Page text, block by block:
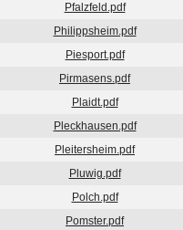
Pfalzfeld.pdf
Philippsheim.pdf
Piesport.pdf
Pirmasens.pdf
Plaidt.pdf
Pleckhausen.pdf
Pleitersheim.pdf
Pluwig.pdf
Polch.pdf
Pomster.pdf